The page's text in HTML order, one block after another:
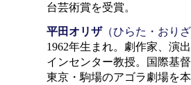
台芸術賞を受賞。
平田オリザ （ひらた・おり
1962年生まれ。劇作家、演
インセンター教授。国際基
東京・駒場のアゴラ劇場を